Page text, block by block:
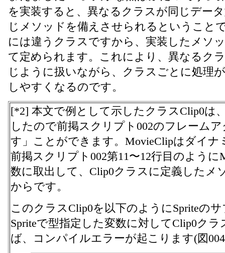
を実装すると、異なるクラスが同じデー
じメソッドを備えさせられるということ
には違うクラスですから、実装したメソ
て定められます。これにより、異なるク
じように扱いながら、クラスごとに処理
しやすくなるのです。
[*2] 本文で例として示したクラスClip0は
したので前掲スクリプト002のフレーム
す」ことができます。MovieClipはダイ
前掲スクリプト002第11〜12行目のよう
数に取出して、Clip0クラスに定義したメ
からです。
このクラスClip0を以下のようにSpriteの
Spriteで型指定した変数に対してClip0ク
ば、コンパイルエラーが起こります(図